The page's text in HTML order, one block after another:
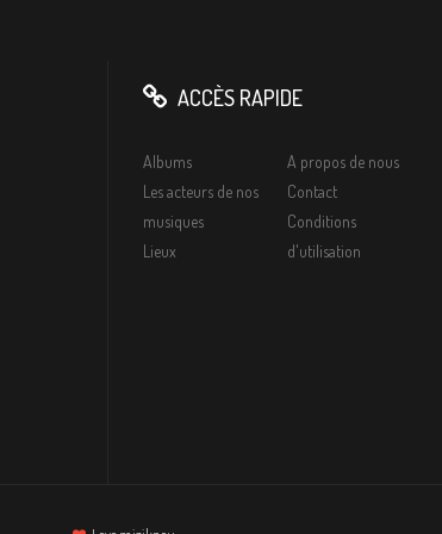
ACCÈS RAPIDE
Albums
Les acteurs de nos
musiques
Lieux
A propos de nous
Contact
Conditions
d'utilisation